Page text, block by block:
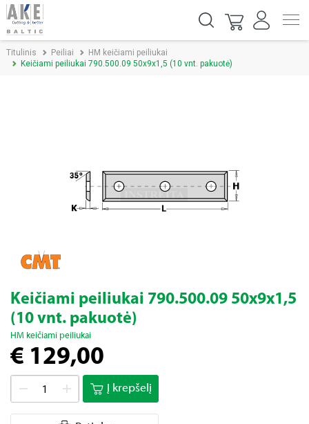
Titulinis Peiliai
HM keičiami peiliukai
Keičiami peiliukai 790.500.09 50x9x1,5 (10 vnt. pakuotė)
Keičiami peiliukai 790.500.09 50x9x1,5
(10 vnt. pakuotė)
HM keičiami peiliukai
€ 129,00
Į krepšelį